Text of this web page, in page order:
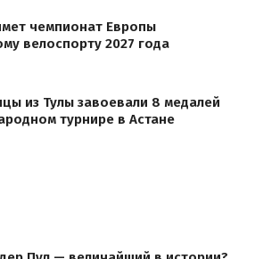
чемпионат Европы
велоспорту 2027 года
из Тулы завоевали 8 медалей
турнире в Астане